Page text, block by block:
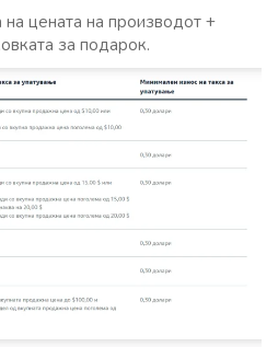
цената на производот +
за подарок.